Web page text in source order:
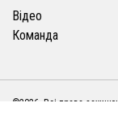
Відео
Команда
©2026. Всі права